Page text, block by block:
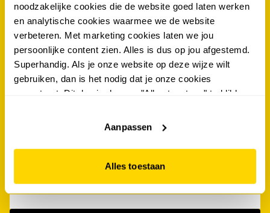
noodzakelijke cookies die de website goed laten werken
en analytische cookies waarmee we de website
verbeteren. Met marketing cookies laten we jou
persoonlijke content zien. Alles is dus op jou afgestemd.
Superhandig. Als je onze website op deze wijze wilt
gebruiken, dan is het nodig dat je onze cookies
accepteert. Dit doe je door op "Alles toestaan" te klikken.
website niet optimaal functioneert.
Aanpassen
Alles toestaan
als eerste op de hoogte van de nieuwste acties én
kans maken op €100.- shoptegoed? schrijf je dan
nu in voor de scapino nieuwsbrief!
voornaam *
achternaam*
e-mailadres*